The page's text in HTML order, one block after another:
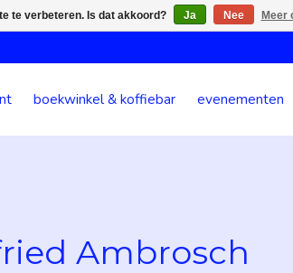
boekwinkel & koffiebar evenementen
Ambrosch
te verbeteren. Is dat akkoord? Ja Nee Meer